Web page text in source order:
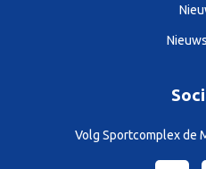
Volg Sportcomplex de